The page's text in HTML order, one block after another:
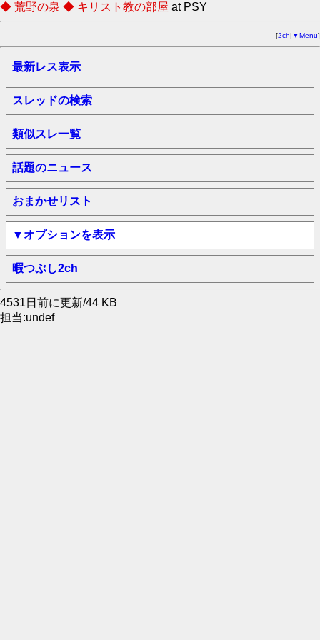
◆ 荒野の泉 ◆ キリスト教の部屋 at PSY
[2ch| ▼Menu]
最新レス表示
スレッドの検索
類似スレ一覧
話題のニュース
おまかせリスト
▼オプションを表示
暇つぶし2ch
4531日前に更新/44 KB
担当:undef